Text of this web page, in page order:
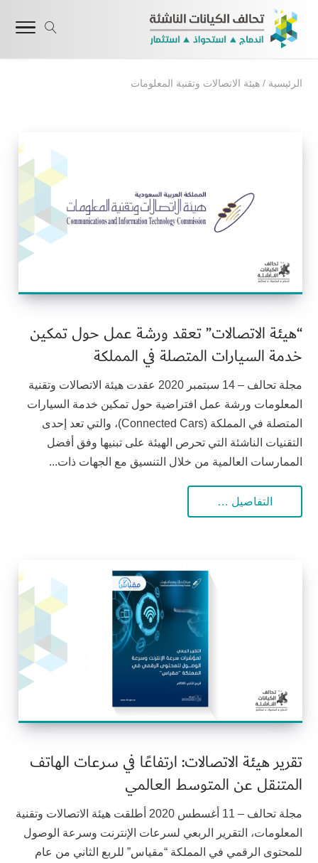
الرئيسية / هيئة الاتصالات وتقنية المعلومات
“هيئة الاتصالات” تعقد ورشة عمل حول تمكين
خدمة السيارات المتصلة في المملكة
مجلة تحالف – 14 سبتمبر 2020 عقدت هيئة الاتصالات وتقنية
المعلومات ورشة عمل افتراضية حول تمكين خدمة السيارات
المتصلة في المملكة (Connected Cars)، والتي تعد إحدى
التقنيات الناشئة التي تحرص الهيئة على تبنيها وفق أفضل
الممارسات العالمية من خلال التنسيق مع الجهات ذات...
التفاصيل …
تقرير هيئة الاتصالات: ارتفاعًا في سرعات الهاتف
المتنقل عن المتوسط العالمي
مجلة تحالف – 11 أغسطس 2020 أطلقت هيئة الاتصالات وتقنية
المعلومات، التقرير الربعي لسرعات الإنترنت وسرعة الوصول
للمحتوى الرقمي في المملكة “مقياس” للربع الثاني من عام